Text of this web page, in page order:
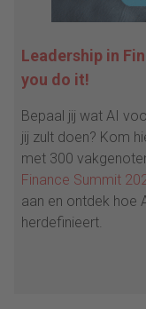
Leadership in
you do it!
Bepaal jij wat AI
jij zult doen? Kom
met 300
Finance Summit
aan en ontdek hoe
herdefinieert.